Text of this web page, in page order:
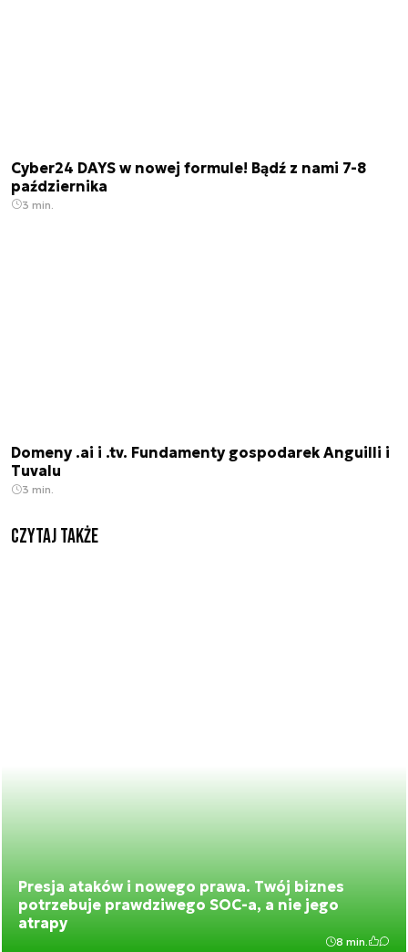
Cyber24 DAYS w nowej formule! Bądź z nami 7-8
października
3 min.
Domeny .ai i .tv. Fundamenty gospodarek Anguilli i
Tuvalu
3 min.
Czytaj także
Presja ataków i nowego prawa. Twój biznes
potrzebuje prawdziwego SOC-a, a nie jego
atrapy
8 min.